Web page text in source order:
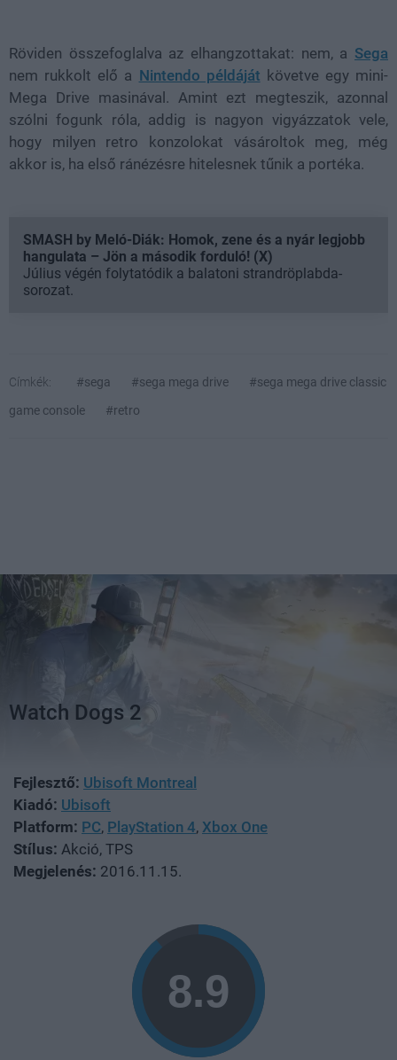
Röviden összefoglalva az elhangzottakat: nem, a Sega
nem rukkolt elő a Nintendo példáját követve egy mini-
Mega Drive masinával. Amint ezt megteszik, azonnal
szólni fogunk róla, addig is nagyon vigyázzatok vele,
hogy milyen retro konzolokat vásároltok meg, még
akkor is, ha első ránézésre hitelesnek tűnik a portéka.
SMASH by Meló-Diák: Homok, zene és a nyár legjobb
hangulata – Jön a második forduló! (X)
Július végén folytatódik a balatoni strandröplabda-
sorozat.
Címkék: #sega #sega mega drive
#sega mega drive classic
game console
#retro
Watch Dogs 2
Fejlesztő: Ubisoft Montreal
Kiadó: Ubisoft
Platform: PC, PlayStation 4, Xbox One
Stílus: Akció, TPS
Megjelenés: 2016.11.15.